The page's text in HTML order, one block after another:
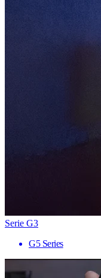
Serie G3
G5 Series